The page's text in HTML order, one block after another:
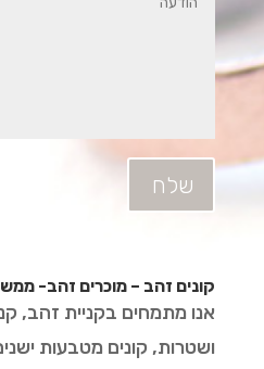
שלח
קונים זהב – מוכרים זהב-
אנו מתמחים בקניית זהב,
ושטרות, קונים מטבעות